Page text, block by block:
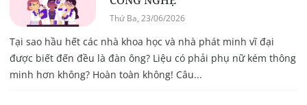
Thứ Ba, 23/06/2026
Tại sao hầu hết các nhà khoa học và nhà phát minh vĩ đại
được biết đến đều là đàn ông? Liệu có phải phụ nữ kém thông
minh hơn không? Hoàn toàn không! Câu...